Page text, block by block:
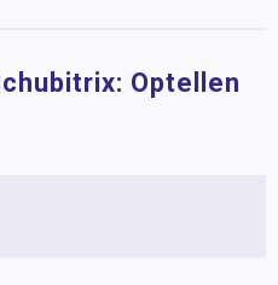
Optellen